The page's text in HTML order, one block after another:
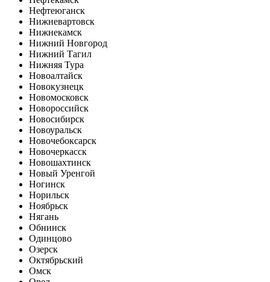
Нефтеюганск
Нижневартовск
Нижнекамск
Нижний Новгород
Нижний Тагил
Нижняя Тура
Новоалтайск
Новокузнецк
Новомосковск
Новороссийск
Новосибирск
Новоуральск
Новочебоксарск
Новочеркасск
Новошахтинск
Новый Уренгой
Ногинск
Норильск
Ноябрьск
Нягань
Обнинск
Одинцово
Озерск
Октябрьский
Омск